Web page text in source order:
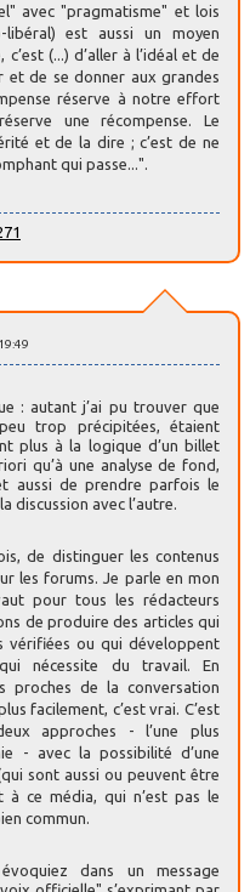
avec "pragmatisme" et lois
est aussi un moyen
(...) d’aller à l’idéal et de
et de se donner aux grandes
réserve à notre effort
une récompense. Le
et de la dire ; c’est de ne
qui passe...".
: autant j’ai pu trouver que
trop précipitées, étaient
plus à la logique d’un billet
qu’à une analyse de fond,
aussi de prendre parfois le
discussion avec l’autre.
de distinguer les contenus
les forums. Je parle en mon
pour tous les rédacteurs
de produire des articles qui
vérifiées ou qui développent
nécessite du travail. En
proches de la conversation
facilement, c’est vrai. C’est
approches - l’une plus
- avec la possibilité d’une
sont aussi ou peuvent être
à ce média, qui n’est pas le
commun.
dans un message